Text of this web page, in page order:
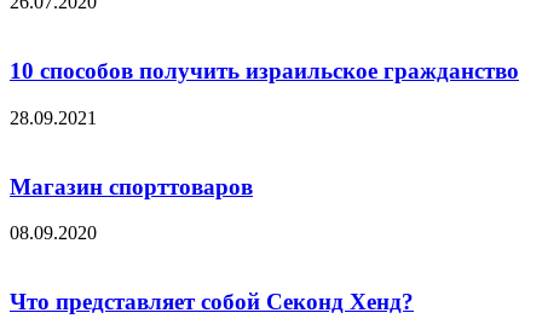
10 способов получить израильское гражданство
28.09.2021
Магазин спорттоваров
08.09.2020
Что представляет собой Секонд Хенд?